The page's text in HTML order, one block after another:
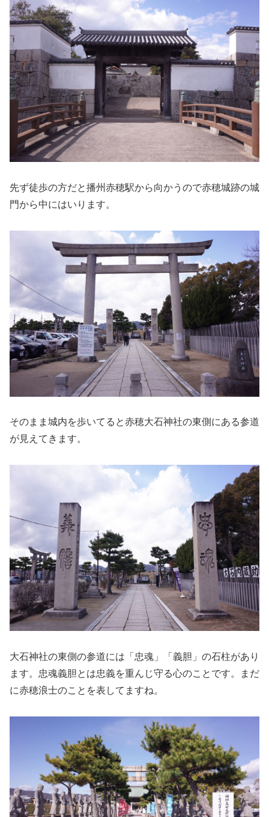
先ず徒歩の方だと播州赤穂駅から向かうので赤穂城跡の城
門から中にはいります。
そのまま城内を歩いてると赤穂大石神社の東側にある参道
が見えてきます。
大石神社の東側の参道には「忠魂」「義胆」の石柱があり
ます。忠魂義胆とは忠義を重んじ守る心のことです。まだ
に赤穂浪士のことを表してますね。